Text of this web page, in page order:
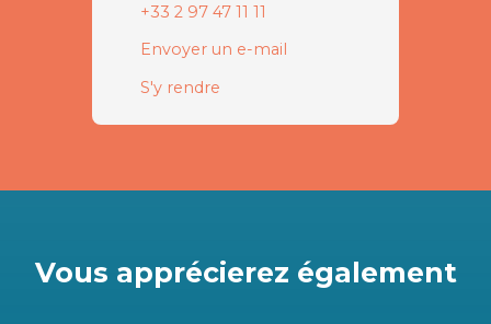
+33 2 97 47 11 11
Envoyer un e-mail
S'y rendre
Vous apprécierez également